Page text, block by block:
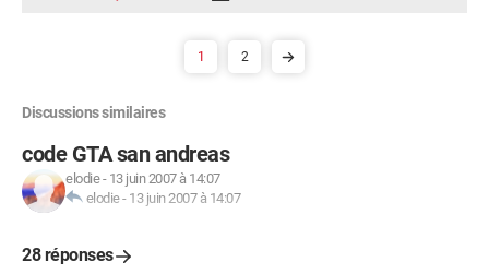
1 2
Discussions similaires
code GTA san andreas
elodie- 13 juin 2007 à 14:07
elodie- 13 juin 2007 à 14:07
28 réponses